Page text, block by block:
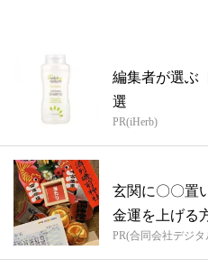
編集者が選ぶ
選
PR(iHerb)
玄関に〇〇置
金運を上げる
PR(合同会社デジ